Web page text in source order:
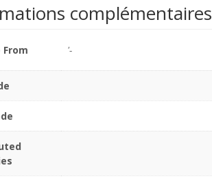
complémentaires
'-